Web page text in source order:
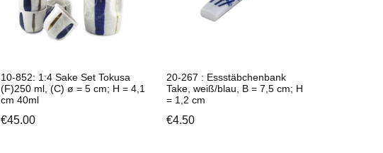
10-852: 1:4 Sake Set Tokusa
(F)250 ml, (C) ø = 5 cm; H = 4,1
cm 40ml
€45.00
20-267 : Essstäbchenbank
Take, weiß/blau, B = 7,5 cm; H
= 1,2 cm
€4.50